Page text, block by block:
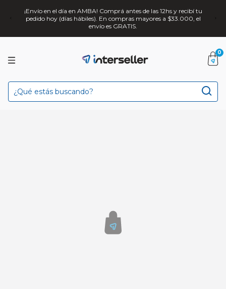
¡Envío en el día en AMBA! Comprá antes de las 12hs y recibí tu
pedido hoy (días hábiles). En compras mayores a $33.000, el
envío es GRATIS.
0